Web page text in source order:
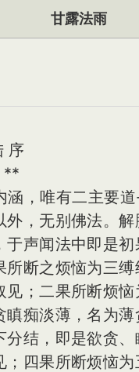
甘露法雨
序
，唯有二主要道
外，无别佛法。
于声闻法中即是初
断之烦恼为三缚
见；二果所断烦
瞋痴淡薄，名为
分结，即是欲贪
；四果所断烦恼